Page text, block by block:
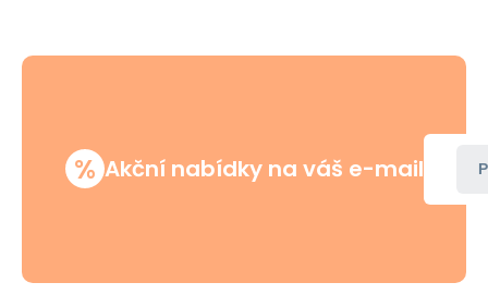
% Akční nabídky na váš e-mail